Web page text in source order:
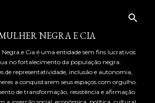
NEGRA E CIA
e Cia é uma entidade sem fins lucrativos
no fortalecimento da população negra.
de representatividade, inclusão e autonomia,
a conquistarem seus espaços com orgulho.
de transformação, resistência e afirmação